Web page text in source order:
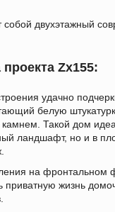
собой двухэтажный
Zx155:
удачно
белую
камнем. Такой дом
ландшафт, но и в
на фронтальном
приватную жизнь